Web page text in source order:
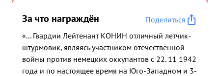
За что награждён
Поделиться
«... Гвардии Лейтенант КОНИН отличный летчик-
штурмовик, являясь участником отечественной
войны против немецких оккупантов с 22. 11 1942
года и по настоящее время на Юго-Западном и 3-